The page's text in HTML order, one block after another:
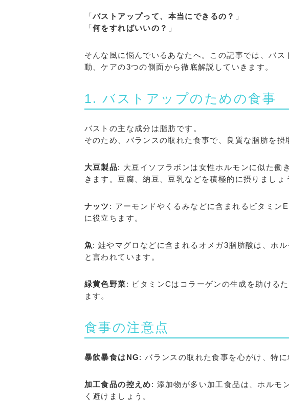
「バストアップって、本当にできるの？ 」
「何をすればいいの？ 」
そんな風に悩んでいるあなたへ。この記事では、バ
動、ケアの3つの側面から徹底解説していきます。
1. バストアップのための食事
バストの主な成分は脂肪です。
そのため、バランスの取れた食事で、良質な脂肪を摂
大豆製品: 大豆イソフラボンは女性ホルモンに似た働
きます。豆腐、納豆、豆乳などを積極的に摂りましょ
ナッツ : アーモンドやくるみなどに含まれるビタミン
に役立ちます。
魚: 鮭やマグロなどに含まれるオメガ3脂肪酸は、ホ
と言われています。
緑黄色野菜: ビタミンCはコラーゲンの生成を助ける
ます。
食事の注意点
暴飲暴食はNG: バランスの取れた食事を心がけ、特
加工食品の控えめ: 添加物が多い加工食品は、ホルモ
く避けましょう。